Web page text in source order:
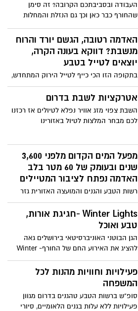
העבודה ובסביבתכם הקרובה? זה סימן
שהחורף כבר כאן וכך גם הנזלת והמחלות
ומה כדאי לכם לעשות על מנת לשמור על
עצמכם בתקופה הקרובה? כל התשובות.
האדמה רטובה, הגשם יורד והרוח
מנשבת? דווקא בעונה הקרה,
יוצאים לטייל בטבע
בתקופה הזו הכי כייף לטייל הירוק המתחדש,
פריחת חורף ומסלולים קסומים. מתלבשים
חמים ויוצאים לטייל באתרי רשות הטבע
אטרקציות לשבת בדרום
השבת צפוי מזג אוויר נפלא לטיולים אז רכזנו
לכם מבחר המלצות לטיול באזורינו
מפעל המים הקדום מלפני 3,600
שנים ובעומק של 60 מטר בלב
האדמה נפתח לציבור המטיילים
רשות הטבע והגנים והמועצה האזורית גזר
חנכו באחרונה בטקס חגיגי את פתיחתו
לציבור של מפעל המים הקדום, שנבנה לפני
גולדשטיין - מנכ"ל רשות הטבע והגנים, רותם
ידלין - ראשת מועצה אזורית גזר, ח"כ צביקה
בכירים ושותפים נוספים שלקחו חלק בפיתוח
האתר ובחפירות הארכיאולוגית בגן הלאומי.
Winter Lights -חגיגת אורות,
טבע ואוכל
הגן הבוטני האוניברסיטאי בירושלים גאה
להציג את האירוע החם של החורף- Winter
Lights. מחנוכה, החל מה-28/11 ובמהלך כל
חודש דצמבר, עד 31/12/2021 יהפוך הגן הבוטני
מידי יום לשוק אירופאי מלא אורות, ניחוחות,
פעילויות וחוויות מהנות לכל
המשפחה
סופ"ש ברשות הטבע טהגנים בדרום מגוון
פעילויות ללא עלות בגנים הלאומיים, סיורי